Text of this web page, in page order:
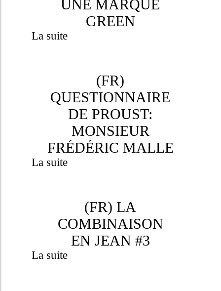
UNE MARQUE
GREEN
La suite
(FR)
QUESTIONNAIRE
DE PROUST:
MONSIEUR
FRÉDÉRIC MALLE
La suite
(FR) LA
COMBINAISON
EN JEAN #3
La suite